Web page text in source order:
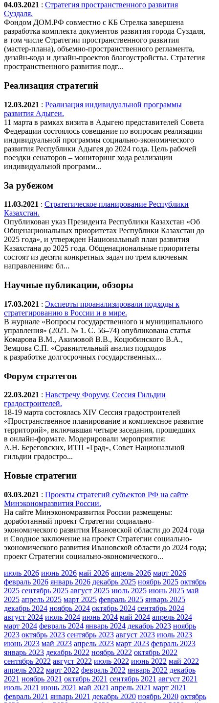
04.03.2021 : Стратегия пространственного развития
Суздаля.
Фондом ДОМ.РФ совместно с КБ Стрелка завершена
разработка комплекта документов развития города Суздаля,
в том числе Стратегии пространственного развития
(мастер-плана), объемно-пространственного регламента,
дизайн-кода и дизайн-проектов благоустройства. Стратегия
пространственного развития подг...
Реализация стратегий
12.03.2021 : Реализация индивидуальной программы
развития Адыгеи.
11 марта в рамках визита в Адыгею представителей Совета
Федерации состоялось совещание по вопросам реализации
индивидуальной программы социально-экономического
развития Республики Адыгея до 2024 года. Цель рабочей
поездки сенаторов – мониторинг хода реализации
индивидуальной программ...
За рубежом
11.03.2021 : Стратегическое планирование Республики
Казахстан.
Опубликован указ Президента Республики Казахстан «Об
Общенациональных приоритетах Республики Казахстан до
2025 года», и утвержден Национальный план развития
Казахстана до 2025 года. Общенациональные приоритеты
состоят из десяти конкретных задач по трем ключевым
направлениям: бл...
Научные публикации, обзоры
17.03.2021 : Эксперты проанализировали подходы к
стратегированию в России и в мире.
В журнале «Вопросы государственного и муниципального
управления» (2021. № 1. С. 56–74) опубликована статья
Комарова В.М., Акимовой В.В., Коцюбинского В.А.,
Земцова С.П. «Сравнительный анализ подходов
к разработке долгосрочных государственных...
Форум стратегов
22.03.2021 : Навстречу Форуму. Сессия Гильдии
градостроителей.
18-19 марта состоялась XIV Сессия градостроителей
«Пространственное планирование и комплексное развитие
территорий», включавшая четыре заседания, прошедших
в онлайн-формате. Модерировали мероприятия:
А.Н. Береговских, ИТП «Град», Совет Национальной
гильдии градостро...
Новые стратегии
03.03.2021 : Проекты стратегий субъектов РФ на сайте
Минэкономразвития России.
На сайте Минэкономразвития России размещены:
доработанный проект Стратегии социально-
экономического развития Ивановской области до 2024 года
и Сводное заключение на проект Стратегии социально-
экономического развития Ивановской области до 2024 года;
проект Стратегии социально-экономического...
июль 2026 июнь 2026 май 2026 апрель 2026 март 2026
февраль 2026 январь 2026 декабрь 2025 ноябрь 2025 октябрь
2025 сентябрь 2025 август 2025 июль 2025 июнь 2025 май
2025 апрель 2025 март 2025 февраль 2025 январь 2025
декабрь 2024 ноябрь 2024 октябрь 2024 сентябрь 2024
август 2024 июль 2024 июнь 2024 май 2024 апрель 2024
март 2024 февраль 2024 январь 2024 декабрь 2023 ноябрь
2023 октябрь 2023 сентябрь 2023 август 2023 июль 2023
июнь 2023 май 2023 апрель 2023 март 2023 февраль 2023
январь 2023 декабрь 2022 ноябрь 2022 октябрь 2022
сентябрь 2022 август 2022 июль 2022 июнь 2022 май 2022
апрель 2022 март 2022 февраль 2022 январь 2022 декабрь
2021 ноябрь 2021 октябрь 2021 сентябрь 2021 август 2021
июль 2021 июнь 2021 май 2021 апрель 2021 март 2021
февраль 2021 январь 2021 декабрь 2020 ноябрь 2020 октябрь